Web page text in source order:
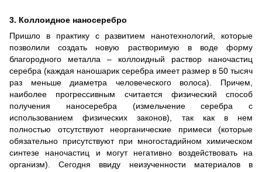
3. Коллоидное наносеребро
Пришло в практику с развитием нанотехнологий, которые
позволили создать новую растворимую в воде форму
благородного металла – коллоидный раствор наночастиц
серебра (каждая наношарик серебра имеет размер в 50 тысяч
раз меньше диаметра человеческого волоса). Причем,
наиболее прогрессивным считается физический способ
получения наносеребра (измельчение серебра с
использованием физических законов), так как в нем
полностью отсутствуют неорганические примеси (которые
обязательно присутствуют при многостадийном химическом
синтезе наночастиц и могут негативно воздействовать на
организм). Сегодня ввиду неизученности материалов в